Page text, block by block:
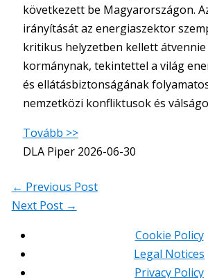
következett be Magyarországon.
irányítását az energiaszektor
kritikus helyzetben kellett átvennie
kormánynak, tekintettel a világ
és ellátásbiztonságának
nemzetközi konfliktusok és
Tovább >>
DLA Piper 2026-06-30
← Previous Post
Next Post →
Cookie Policy
Legal Notices
Privacy Policy